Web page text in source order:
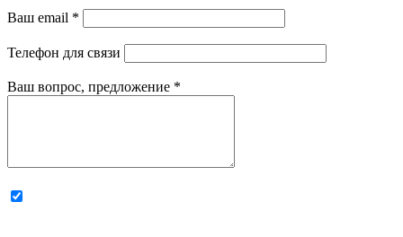
Ваш email *
Телефон для связи
Ваш вопрос, предложение *